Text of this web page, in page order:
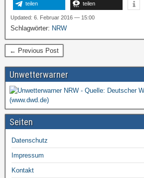
teilen teilen
Updated: 6. Februar 2016 — 15:00
Schlagwörter: NRW
← Previous Post
Unwetterwarner
Seiten
Datenschutz
Impressum
Kontakt